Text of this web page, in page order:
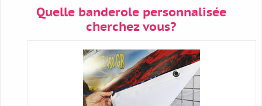
Quelle banderole personnalisée
cherchez vous?